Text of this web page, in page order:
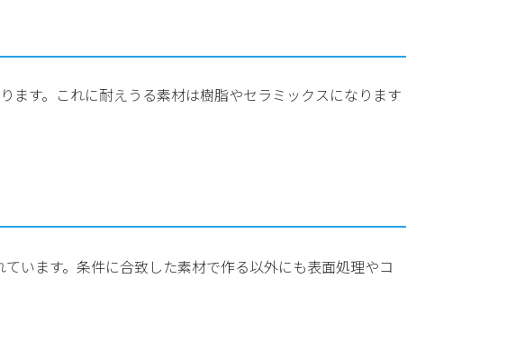
す。これに耐えうる素材は樹脂やセラミックスになります
います。条件に合致した素材で作る以外にも表面処理やコ